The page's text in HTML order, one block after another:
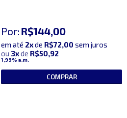
Por: R$144,00
em até 2xde R$72,00 sem juros
ou 3xde R$50,92
1,99% a.m.
COMPRAR